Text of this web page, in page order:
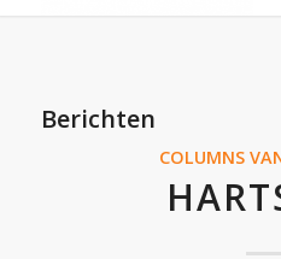
Berichten
COLUMNS